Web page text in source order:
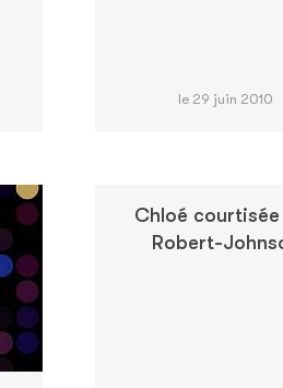
le 29 juin 2010
Chloé
Robert-